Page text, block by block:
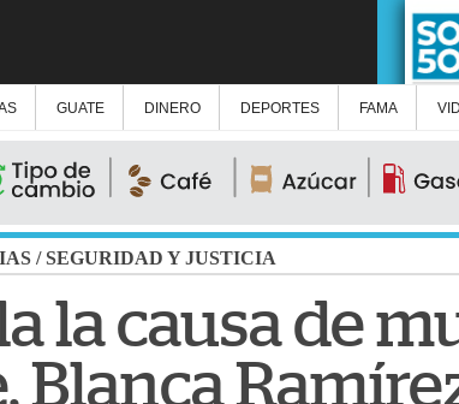
GUATE DINERO DEPORTES FAMA
/SEGURIDAD Y JUSTICIA
la causa de
Blanca